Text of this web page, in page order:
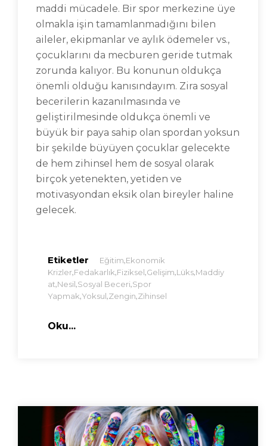
maddi mücadele. Bir spor merkezine üye
olmakla işin tamamlanmadığını bilen
aileler, ekipmanlar ve aylık ödemeler vs.,
çocuklarını da mecburen geride tutmak
zorunda kalıyor. Bu konunun oldukça
önemli olduğu kanısındayım. Zira sosyal
becerilerin kazanılmasında ve
geliştirilmesinde oldukça önemli ve
büyük bir paya sahip olan spordan yoksun
bir şekilde büyüyen çocuklar gelecekte
de hem zihinsel hem de sosyal olarak
birçok yetenekten, yetiden ve
motivasyondan eksik olan bireyler haline
gelecek.
Etiketler Eğitim,Ekonomik
Krizler,Fedakarlık,Fiziksel,Gelişim,Lüks,Maddiy
At,Nesil,Sosyal Beceri,Spor
Yapmak,Yoksul,Zengin,Zihinsel
Oku...